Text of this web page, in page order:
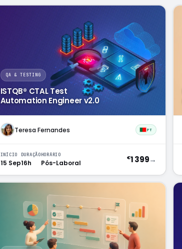
QA & TESTING
ISTQB® CTAL Test
Automation Engineer v2.0
Teresa Fernandes PT
INÍCIO
15 Sep
DURAÇÃO
16h
HORÁRIO
Pós-Laboral
€1 399→